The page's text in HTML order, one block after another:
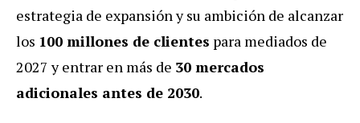
estrategia de expansión y su ambición de alcanzar
los 100 millones de clientes para mediados de
2027 y entrar en más de 30 mercados
adicionales antes de 2030.